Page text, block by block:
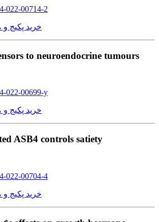
022-00714-2
خرید پکیج و
to neuroendocrine tumours
022-00699-y
خرید پکیج و
ASB4 controls satiety
022-00704-4
خرید پکیج و